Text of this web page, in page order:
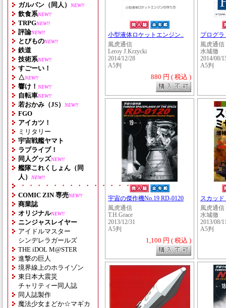
ガルパン（同人） NEW!!
飲食系NEW!!
TRPGNEW!!
評論NEW!!
とびものNEW!!
鉄道
技術系NEW!!
すごーい！
△NEW!!
響け！ NEW!!
自転車NEW!!
若おかみ（JS） NEW!!
FGO
アイカツ！
ミリタリー
宇宙戦艦ヤマト
ラブライブ！
同人グッズNEW!!
艦隊これくしょん（同
人）
NEW!!
・・・・・・・・・・・・・・・・・・・
COMIC ZIN 専売NEW!!
商業誌
オリジナルNEW!!
ニンジャスレイヤー
アイドルマスター
シンデレラガールズ
THE iDOL M@STER
進撃の巨人
境界線上のホライゾン
東日本大震災
チャリティー同人誌
同人誌製作
魔法少女まどか☆マギカ
小型液体ロケットエンジン..
風虎通信
Leroy J.Krzycki
2014/12/28
A5判
880 円 ( 税込 )
プログ
風虎通信
水城徹
2014/08/
A5判
宇宙の傑作機No.19 RD-0120
風虎通信
T.H.Grace
2013/12/31
A5判
1,100 円 ( 税込 )
スカッ
風虎通信
水城徹
2013/08/
A5判